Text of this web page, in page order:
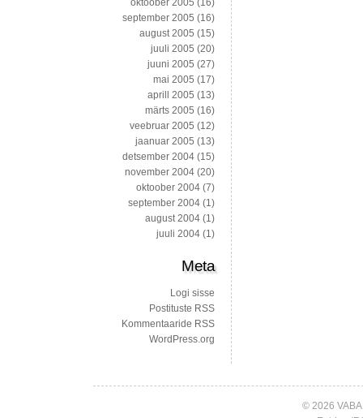
oktoober 2005 (16)
september 2005 (16)
august 2005 (15)
juuli 2005 (20)
juuni 2005 (27)
mai 2005 (17)
aprill 2005 (13)
märts 2005 (16)
veebruar 2005 (12)
jaanuar 2005 (13)
detsember 2004 (15)
november 2004 (20)
oktoober 2004 (7)
september 2004 (1)
august 2004 (1)
juuli 2004 (1)
Meta
Logi sisse
Postituste RSS
Kommentaaride RSS
WordPress.org
© 2026